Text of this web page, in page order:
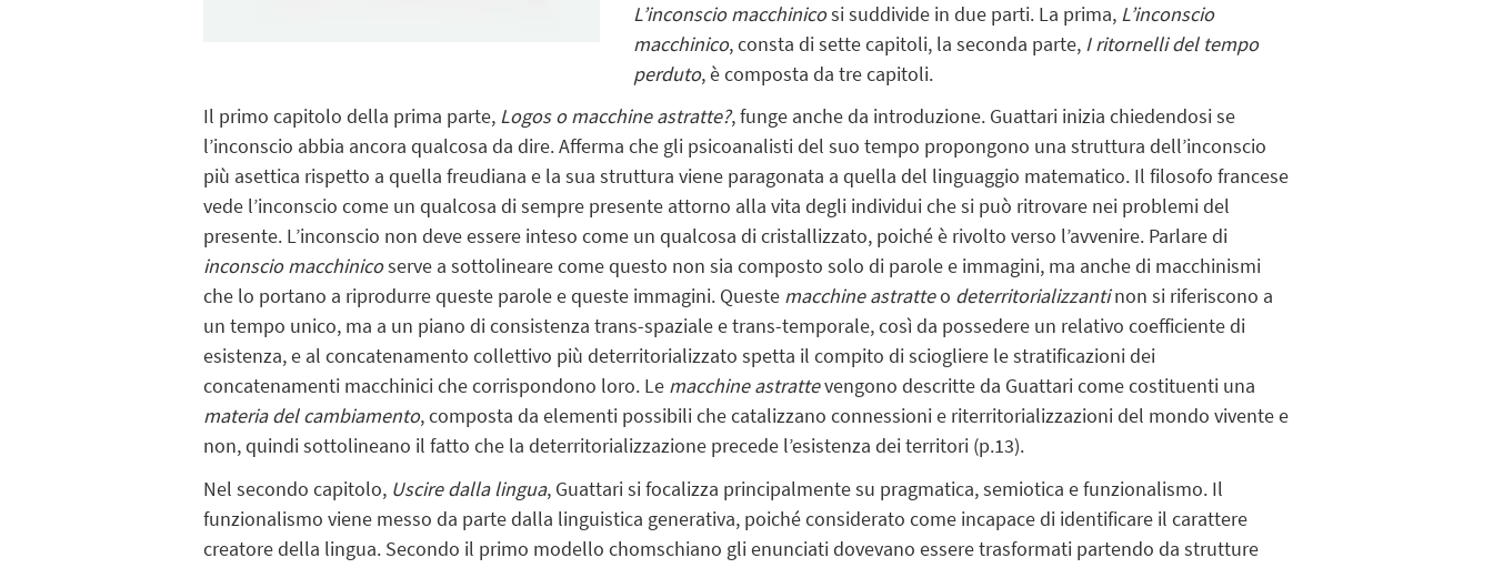
L’inconscio macchinicosi suddivide in due parti. La prima, L’inconscio
macchinico, consta di sette capitoli, la seconda parte, I ritornelli del tempo
perduto, è composta da tre capitoli.
Il primo capitolo della prima parte, Logos o macchine astratte?, funge anche da introduzione. Guattari inizia chiedendosi se
l’inconscio abbia ancora qualcosa da dire. Afferma che gli psicoanalisti del suo tempo propongono una struttura dell’inconscio
più asettica rispetto a quella freudiana e la sua struttura viene paragonata a quella del linguaggio matematico. Il filosofo francese
vede l’inconscio come un qualcosa di sempre presente attorno alla vita degli individuiche si può ritrovare nei problemi del
presente. L’inconscio non deve essere inteso come un qualcosa di cristallizzato, poiché è rivolto verso l’avvenire. Parlare di
inconscio macchinicoserve a sottolineare come questo non sia composto solo di parole e immagini, ma anche di macchinismi
che lo portano a riprodurre queste parole e queste immagini. Queste macchine astratteo deterritorializzantinon si riferiscono a
un tempo unico, ma a un piano di consistenza trans-spaziale e trans-temporale, così da possedere un relativo coefficiente di
esistenza, e al concatenamento collettivo più deterritorializzato spetta il compito di sciogliere le stratificazioni dei
concatenamenti macchinici che corrispondono loro. Le macchine astrattevengono descritte da Guattari come costituenti una
materia del cambiamento, composta da elementi possibili che catalizzano connessioni e riterritorializzazioni del mondo vivente e
non, quindi sottolineano il fatto che la deterritorializzazione precede l’esistenza dei territori (p.13).
Nel secondo capitolo, Uscire dalla lingua, Guattari si focalizza principalmente su pragmatica, semiotica e funzionalismo. Il
funzionalismo viene messo da parte dalla linguistica generativa, poiché considerato come incapace di identificare il carattere
creatore della lingua. Secondo il primo modello chomschiano gli enunciati dovevano essere trasformati partendo da strutture